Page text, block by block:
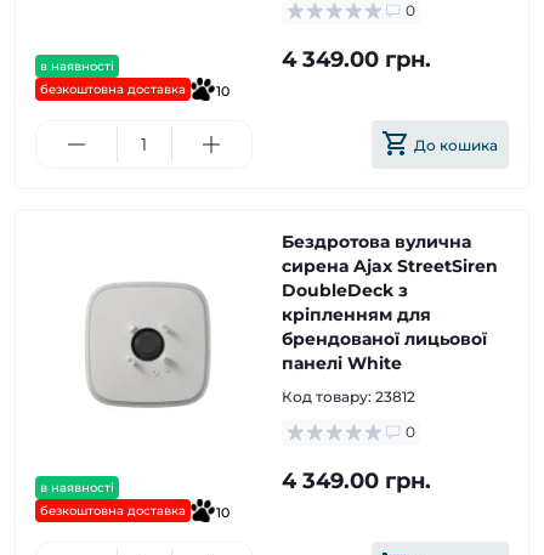
в наявності
безкоштовна доставка
10
0
4 349.00 грн.
До кошика
в наявності
безкоштовна доставка
10
Бездротова вулична
сирена Ajax StreetSiren
DoubleDeck з
кріпленням для
брендованої лицьової
панелі White
Код товару: 23812
0
4 349.00 грн.